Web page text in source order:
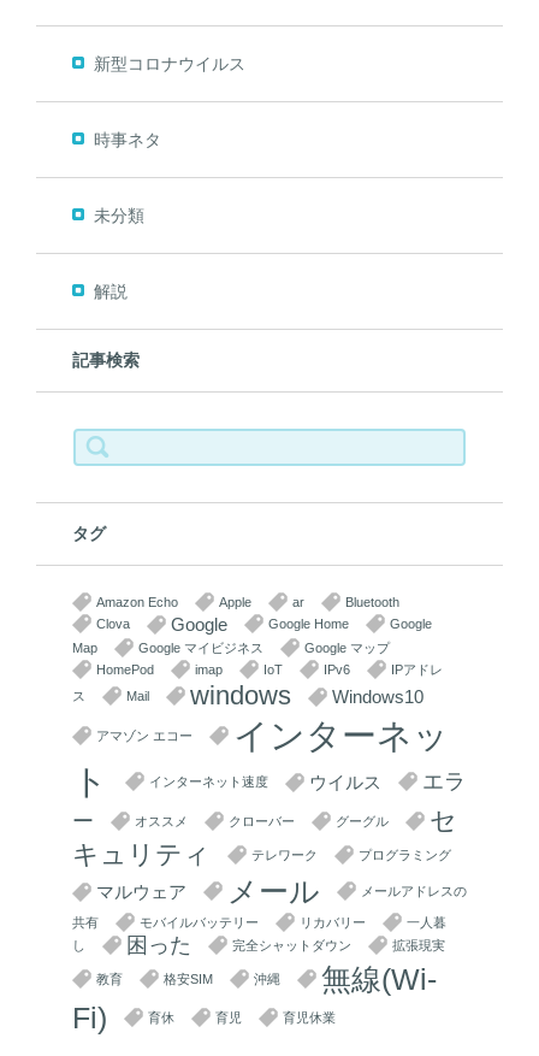
新型コロナウイルス
時事ネタ
未分類
解説
記事検索
検
索:
タグ
Amazon Echo Apple ar
Bluetooth
Clova
Google Google Home
Google
Map
Google マイビジネス
Google マップ
HomePod
imap IoT IPv6
IPアドレ
ス
Mail windows Windows10
アマゾン エコー
インターネッ
ト
インターネット速度 ウイルス
エラ
ー
オススメ クローバー グーグル
セ
キュリティ
テレワーク プログラミング
マルウェア メール メールアドレスの
共有 モバイルバッテリー リカバリー
一人暮
し
困った 完全シャットダウン 拡張現実
教育 格安SIM 沖縄
無線(Wi-
Fi)
育休 育児 育児休業